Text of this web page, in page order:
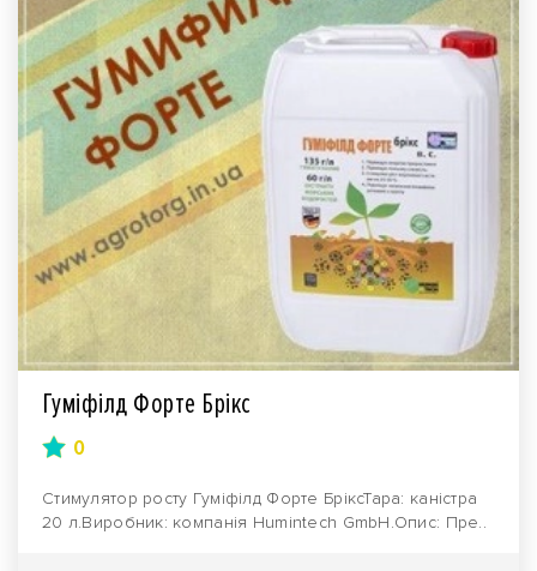
Гуміфілд Форте Брікс
0
Стимулятор росту Гуміфілд Форте БріксТара: каністра
20 л.Виробник: компанія Humintech GmbH.Опис: Пре..